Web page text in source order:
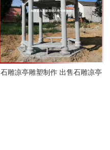
石雕凉亭雕塑制作 出售石雕凉亭